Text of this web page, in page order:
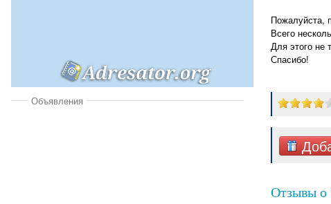
Объявления
Пожалуйста,
Всего
Для этого не
Спасибо!
Отзывы о